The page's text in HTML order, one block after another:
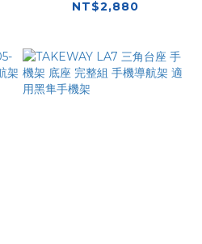
磁浮 手機導航架 夾具
NT$2,880